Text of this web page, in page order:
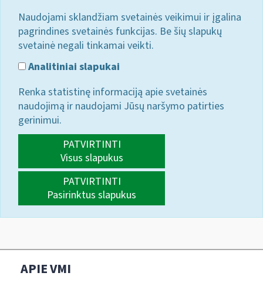
Naudojami sklandžiam svetainės veikimui ir įgalina
pagrindines svetainės funkcijas. Be šių slapukų
svetainė negali tinkamai veikti.
Analitiniai slapukai
Renka statistinę informaciją apie svetainės
naudojimą ir naudojami Jūsų naršymo patirties
gerinimui.
PATVIRTINTI
Visus slapukus
PATVIRTINTI
Pasirinktus slapukus
APIE VMI